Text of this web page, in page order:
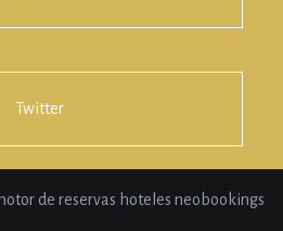
Twitter
de reservas hoteles neobookings